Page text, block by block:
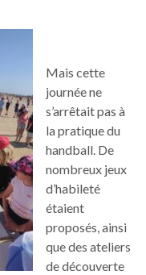
Mais cette
journée ne
s’arrêtait pas à
la pratique du
handball. De
nombreux jeux
d’habileté
étaient
proposés, ainsi
que des ateliers
de découverte